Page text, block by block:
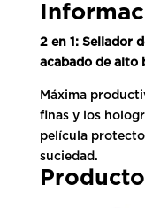
Litro
2 en 1: Sellador
acabado de alto
Máxima
finas y los
película
suciedad.